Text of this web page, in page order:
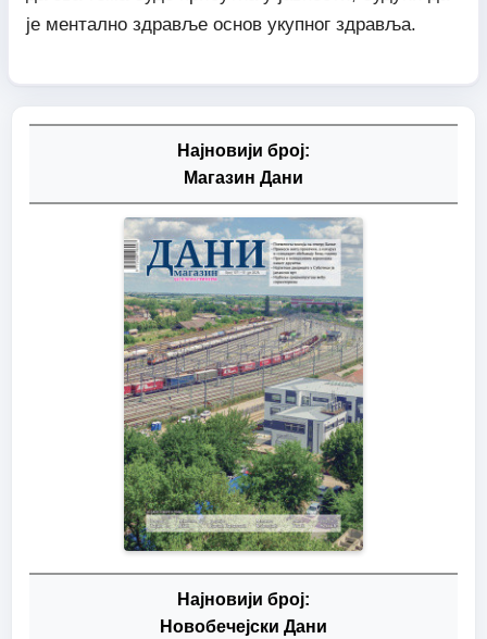
је ментално здравље основ укупног здравља.
Најновији број:
Магазин Дани
Најновији број:
Новобечејски Дани